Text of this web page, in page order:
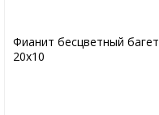
Фианит бесцветный багет
20х10